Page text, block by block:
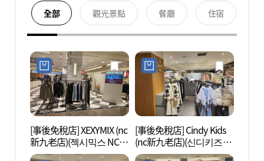
全部 觀光景點 餐廳 住宿
[事後免稅店] XEXYMIX (nc
新九老店)(젝시믹스 NC
신구로점)
[事後免稅店] Cindy Kids
(nc新九老店)(신디키즈
NC 신구로점)